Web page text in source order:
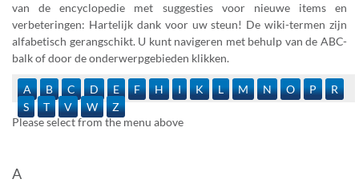
van de encyclopedie met suggesties voor nieuwe items en
verbeteringen: Hartelijk dank voor uw steun! De wiki-termen zijn
alfabetisch gerangschikt. U kunt navigeren met behulp van de ABC-
balk of door de onderwerpgebieden klikken.
A B C D E F H I K L M N O P
R
S
T V W
Z
Please select from the menu above
A